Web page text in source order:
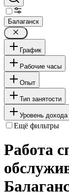
Балаганск
График
Рабочие часы
Опыт
Тип занятости
Уровень дохода
Ещё фильтры
Работа